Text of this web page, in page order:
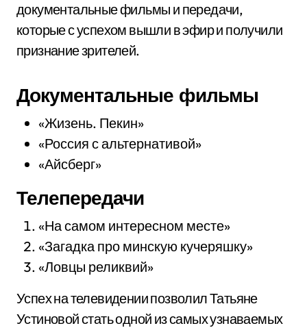
документальные фильмы и передачи,
которые с успехом вышли в эфир и получили
признание зрителей.
Документальные фильмы
«Жизень. Пекин»
«Россия с альтернативой»
«Айсберг»
Телепередачи
«На самом интересном месте»
«Загадка про минскую кучеряшку»
«Ловцы реликвий»
Успех на телевидении позволил Татьяне
Устиновой стать одной из самых узнаваемых